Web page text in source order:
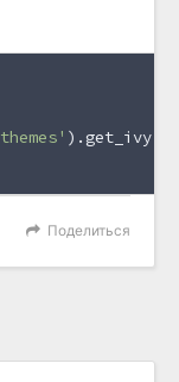
).get_ivy()
Поделиться